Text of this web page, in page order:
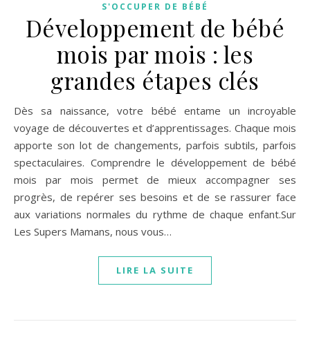
S'OCCUPER DE BÉBÉ
Développement de bébé
mois par mois : les
grandes étapes clés
Dès sa naissance, votre bébé entame un incroyable
voyage de découvertes et d’apprentissages. Chaque mois
apporte son lot de changements, parfois subtils, parfois
spectaculaires. Comprendre le développement de bébé
mois par mois permet de mieux accompagner ses
progrès, de repérer ses besoins et de se rassurer face
aux variations normales du rythme de chaque enfant.Sur
Les Supers Mamans, nous vous…
LIRE LA SUITE